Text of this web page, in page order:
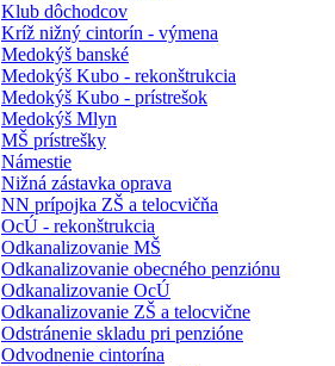
Klub dôchodcov
Kríž nižný cintorín - výmena
Medokýš banské
Medokýš Kubo - rekonštrukcia
Medokýš Kubo - prístrešok
Medokýš Mlyn
MŠ prístrešky
Námestie
Nižná zástavka oprava
NN prípojka ZŠ a telocvičňa
OcÚ - rekonštrukcia
Odkanalizovanie MŠ
Odkanalizovanie obecného penziónu
Odkanalizovanie OcÚ
Odkanalizovanie ZŠ a telocvične
Odstránenie skladu pri penzióne
Odvodnenie cintorína